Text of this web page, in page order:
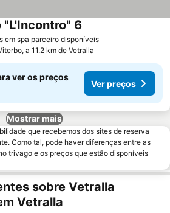
em spa parceiro disponíveis
6
a 11.2 km de Vetralla
ver os preços
Ver preços
Mostrar mais
que recebemos dos sites de reserva
Como tal, pode haver diferenças entre as
trivago e os preços que estão disponíveis
sobre Vetralla
Vetralla